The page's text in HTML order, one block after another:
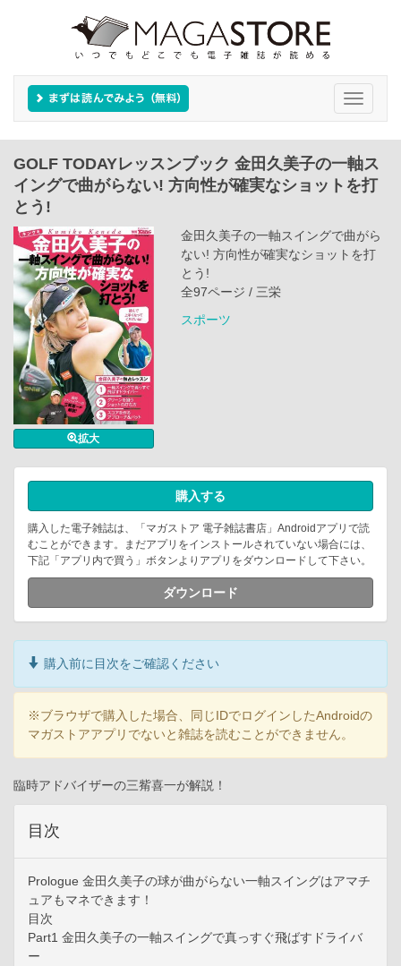
Toggle
GOLF TODAYレッスンブック 金田久美子の一軸ス
イングで曲がらない! 方向性が確実なショットを打
とう!
拡大
金田久美子の一軸スイングで曲がら
ない! 方向性が確実なショットを打
とう!
全97ページ / 三栄
スポーツ
購入する
購入した電子雑誌は、「マガストア 電子雑誌書店」Androidアプリで読
むことができます。まだアプリをインストールされていない場合には、
下記「アプリ内で買う」ボタンよりアプリをダウンロードして下さい。
ダウンロード
購入前に目次をご確認ください
※ブラウザで購入した場合、同じIDでログインしたAndroidの
マガストアアプリでないと雑誌を読むことができません。
臨時アドバイザーの三觜喜一が解説！
目次
Prologue 金田久美子の球が曲がらない一軸スイングはアマチ
ュアもマネできます！
目次
Part1 金田久美子の一軸スイングで真っすぐ飛ばすドライバ
ー